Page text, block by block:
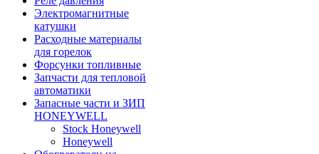
Электромагнитные
катушки
Расходные материалы
для горелок
Форсунки топливные
Запчасти для тепловой
автоматики
Запасные части и ЗИП
HONEYWELL
Stock Honeywell
Honeywell